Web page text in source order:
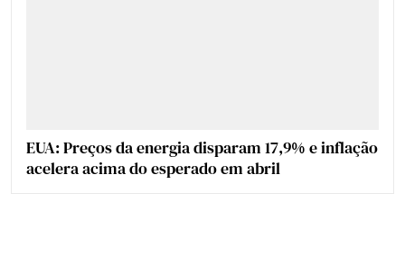
EUA: Preços da energia disparam 17,9% e inflação
acelera acima do esperado em abril